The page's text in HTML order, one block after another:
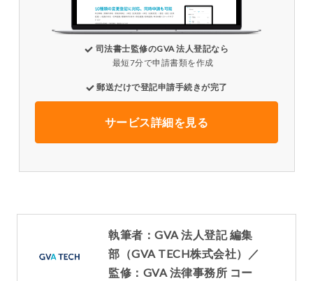
司法書士監修のGVA 法人登記なら
最短7分で申請書類を作成
郵送だけで登記申請手続きが完了
サービス詳細を見る
執筆者：GVA 法人登記 編集
部（GVA TECH株式会社）／
監修：GVA 法律事務所 コー